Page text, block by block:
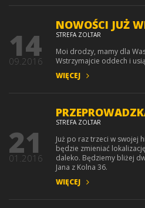
NOWOŚCI JUŻ
STREFA ZOLTAR
14
09.2016
Moi drodzy, mamy dla
Wstrzymajcie oddech i
WIĘCEJ
STREFA ZOLTAR
21
01.2016
Już po raz trzeci w swojej
będzie zmieniać
daleko. Będziemy bliżej
Jana z Kolna 36.
WIĘCEJ